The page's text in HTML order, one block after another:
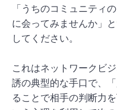
「うちのコミュニティ
に会ってみませんか」
してください。
これはネットワークビ
誘の典型的な手口で、
ることで相手の判断力